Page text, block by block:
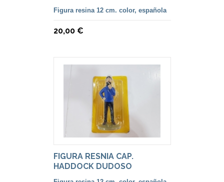
Figura resina 12 cm. color, española
20,00 €
FIGURA RESNIA CAP.
HADDOCK DUDOSO